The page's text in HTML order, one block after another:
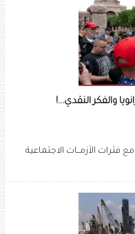
فترات الأزمــات الاجتماعية